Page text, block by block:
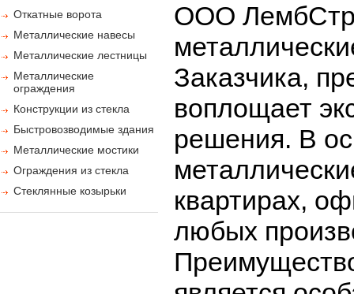
Откатные ворота
Металлические навесы
Металлические лестницы
Металлические
ограждения
Конструкции из стекла
Быстровозводимые здания
Металлические мостики
Ограждения из стекла
Стеклянные козырьки
ООО
Заказчика,
воплощает
решения. В
квартирах,
любых